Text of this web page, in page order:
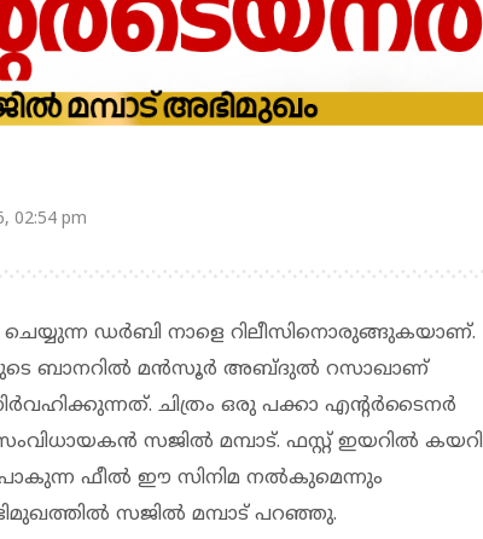
02:54 pm
ചെയ്യുന്ന ഡർബി നാളെ റിലീസിനൊരുങ്ങുകയാണ്.
ബാനറിൽ മൻസൂർ അബ്ദുൽ റസാഖാണ്
ചിത്രം ഒരു പക്കാ എന്റർടൈനർ
സജിൽ മമ്പാട്. ഫസ്റ്റ് ഇയറിൽ കയറി
ഫീൽ ഈ സിനിമ നൽകുമെന്നും
സജിൽ മമ്പാട് പറഞ്ഞു.